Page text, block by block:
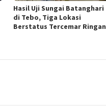
Hasil Uji Sungai Batanghari
di Tebo, Tiga Lokasi
Berstatus Tercemar Ringan